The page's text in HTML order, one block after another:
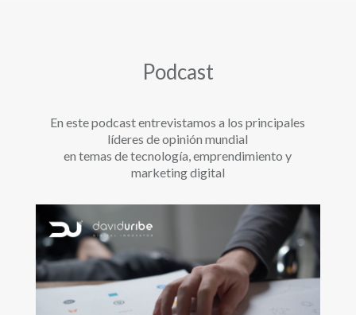
Podcast
En este podcast entrevistamos a los principales
líderes de opinión mundial
en temas de tecnología, emprendimiento y
marketing digital